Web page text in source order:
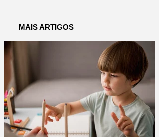
MAIS ARTIGOS